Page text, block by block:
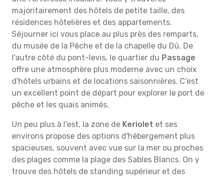
majoritairement des hôtels de petite taille, des
résidences hôtelières et des appartements.
Séjourner ici vous place au plus près des remparts,
du musée de la Pêche et de la chapelle du Dû. De
l'autre côté du pont-levis, le quartier du Passage
offre une atmosphère plus moderne avec un choix
d'hôtels urbains et de locations saisonnières. C'est
un excellent point de départ pour explorer le port de
pêche et les quais animés.
Un peu plus à l'est, la zone de Keriolet et ses
environs propose des options d'hébergement plus
spacieuses, souvent avec vue sur la mer ou proches
des plages comme la plage des Sables Blancs. On y
trouve des hôtels de standing supérieur et des